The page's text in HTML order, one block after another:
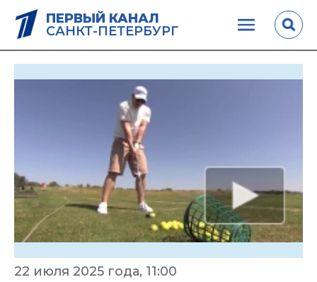
ПЕРВЫЙ КАНАЛ
САНКТ-ПЕТЕРБУРГ
22 июля 2025 года, 11:00